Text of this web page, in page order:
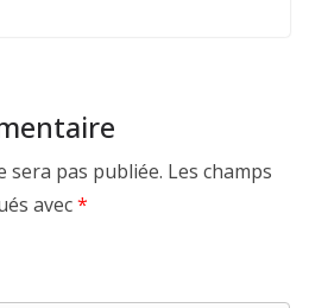
sera pas publiée. Les champs
avec*